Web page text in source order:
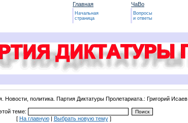
Главная
Начальная
страница
ЧаВо
Вопросы
и ответы
Новости, политика. Партия Диктатуры Пролетариата.: Григорий Исаев
теме:
[ На главную| Выбрать новую тему]